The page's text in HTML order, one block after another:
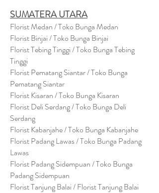
SUMATERA UTARA
Florist Medan / Toko Bunga Medan
Florist Binjai / Toko Bunga Binjai
Florist Tebing Tinggi / Toko Bunga Tebing
Tinggi
Florist Pematang Siantar / Toko Bunga
Pematang Siantar
Florist Kisaran / Toko Bunga Kisaran
Florist Deli Serdang / Toko Bunga Deli
Serdang
Florist Kabanjahe / Toko Bunga Kabanjahe
Florist Padang Lawas / Toko Bunga Padang
Lawas
Florist Padang Sidempuan / Toko Bunga
Padang Sidempuan
Florist Tanjung Balai / Florist Tanjung Balai